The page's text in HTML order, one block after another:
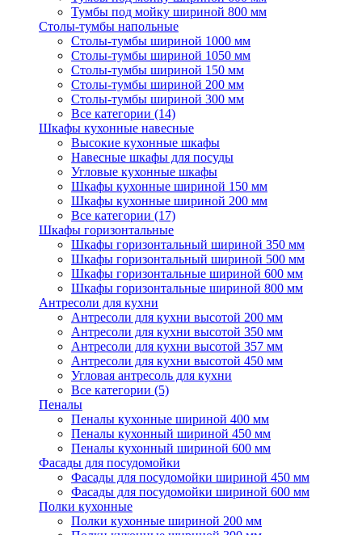
Тумбы под мойку шириной 800 мм
Столы-тумбы напольные
Столы-тумбы шириной 1000 мм
Столы-тумбы шириной 1050 мм
Столы-тумбы шириной 150 мм
Столы-тумбы шириной 200 мм
Столы-тумбы шириной 300 мм
Все категории (14)
Шкафы кухонные навесные
Высокие кухонные шкафы
Навесные шкафы для посуды
Угловые кухонные шкафы
Шкафы кухонные шириной 150 мм
Шкафы кухонные шириной 200 мм
Все категории (17)
Шкафы горизонтальные
Шкафы горизонтальный шириной 350 мм
Шкафы горизонтальный шириной 500 мм
Шкафы горизонтальные шириной 600 мм
Шкафы горизонтальные шириной 800 мм
Антресоли для кухни
Антресоли для кухни высотой 200 мм
Антресоли для кухни высотой 350 мм
Антресоли для кухни высотой 357 мм
Антресоли для кухни высотой 450 мм
Угловая антресоль для кухни
Все категории (5)
Пеналы
Пеналы кухонные шириной 400 мм
Пеналы кухонный шириной 450 мм
Пеналы кухонный шириной 600 мм
Фасады для посудомойки
Фасады для посудомойки шириной 450 мм
Фасады для посудомойки шириной 600 мм
Полки кухонные
Полки кухонные шириной 200 мм